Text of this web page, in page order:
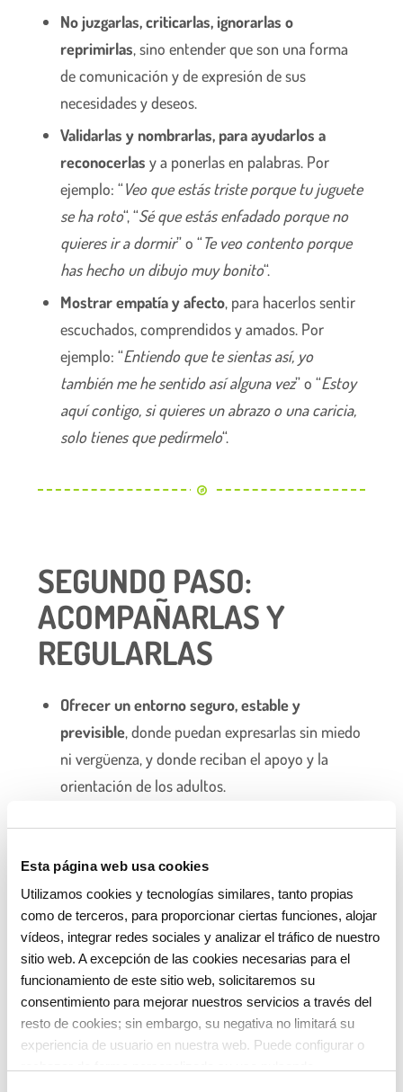
Esta página web usa cookies
Utilizamos cookies y tecnologías similares, tanto propias
como de terceros, para proporcionar ciertas funciones, alojar
vídeos, integrar redes sociales y analizar el tráfico de nuestro
sitio web. A excepción de las cookies necesarias para el
funcionamiento de este sitio web, solicitaremos su
consentimiento para mejorar nuestros servicios a través del
resto de cookies; sin embargo, su negativa no limitará su
experiencia de usuario en nuestra web. Puede configurar o
No juzgarlas, criticarlas, ignorarlas o
reprimirlas, sino entender que son una forma
de comunicación y de expresión de sus
necesidades y deseos.
Validarlas y nombrarlas, para ayudarlos a
reconocerlas y a ponerlas en palabras. Por
ejemplo: “Veo que estás triste porque tu juguete
se ha roto“, “Sé que estás enfadado porque no
quieres ir a dormir” o “Te veo contento porque
has hecho un dibujo muy bonito“.
Mostrar empatía y afecto, para hacerlos sentir
escuchados, comprendidos y amados. Por
ejemplo: “Entiendo que te sientas así, yo
también me he sentido así alguna vez” o “Estoy
aquí contigo, si quieres un abrazo o una caricia,
solo tienes que pedírmelo“.
SEGUNDO PASO:
ACOMPAÑARLAS Y
REGULARLAS
Ofrecer un entorno seguro, estable y
previsible, donde puedan expresarlas sin miedo
ni vergüenza, y donde reciban el apoyo y la
orientación de los adultos.
canalizarlas de manera adecuada, sin hacerse
daño ni hacer daño a los demás. Por ejemplo:
“No puedes pegar a tu hermano cuando estás
enfadado, pero puedes decirle que no te gusta
lo que hace” o “No puedes tirar las cosas cuando
estás frustrado, pero puedes pedir ayuda o
buscar otra solución“.
Dar ejemplo de cómo gestionamos nuestras